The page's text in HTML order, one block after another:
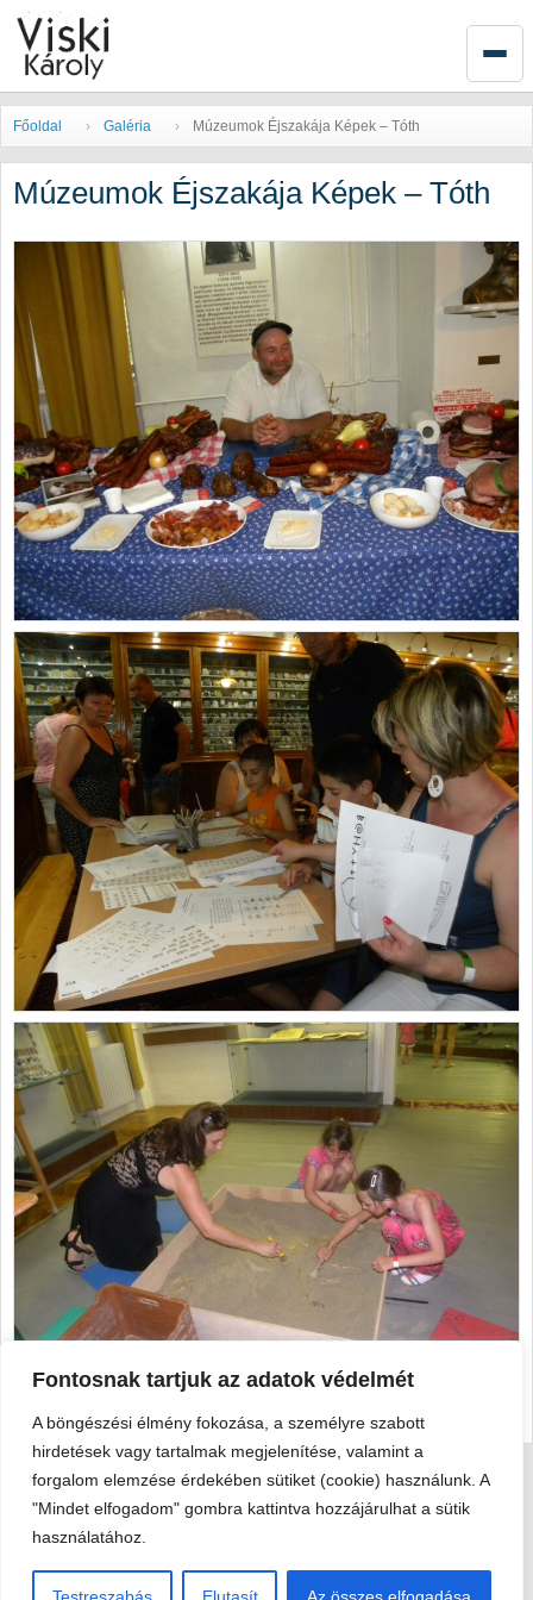
Fontosnak tartjuk az adatok védelmét
A böngészési élmény fokozása, a személyre szabott
hirdetések vagy tartalmak megjelenítése, valamint a
forgalom elemzése érdekében sütiket (cookie) használunk. A
"Mindet elfogadom" gombra kattintva hozzájárulhat a sütik
használatához.
Főoldal Galéria Múzeumok Éjszakája Képek – Tóth
Múzeumok Éjszakája Képek – Tóth
Viski Károly Múzeum Kalocsa
6300 Kalocsa, Szent István király út 25. · Telefon: